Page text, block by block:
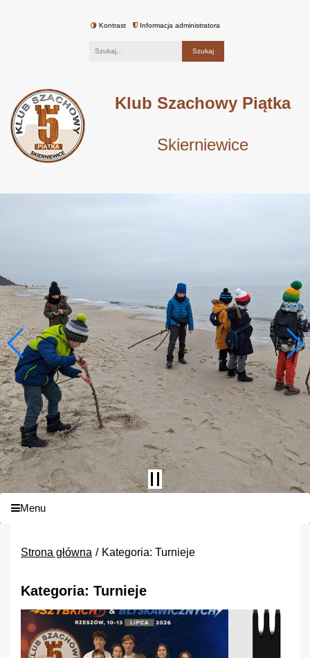
Kontrast Informacja administratora
Klub Szachowy Piątka
Skierniewice
Menu
Strona główna Kategoria: Turnieje
Kategoria: Turnieje